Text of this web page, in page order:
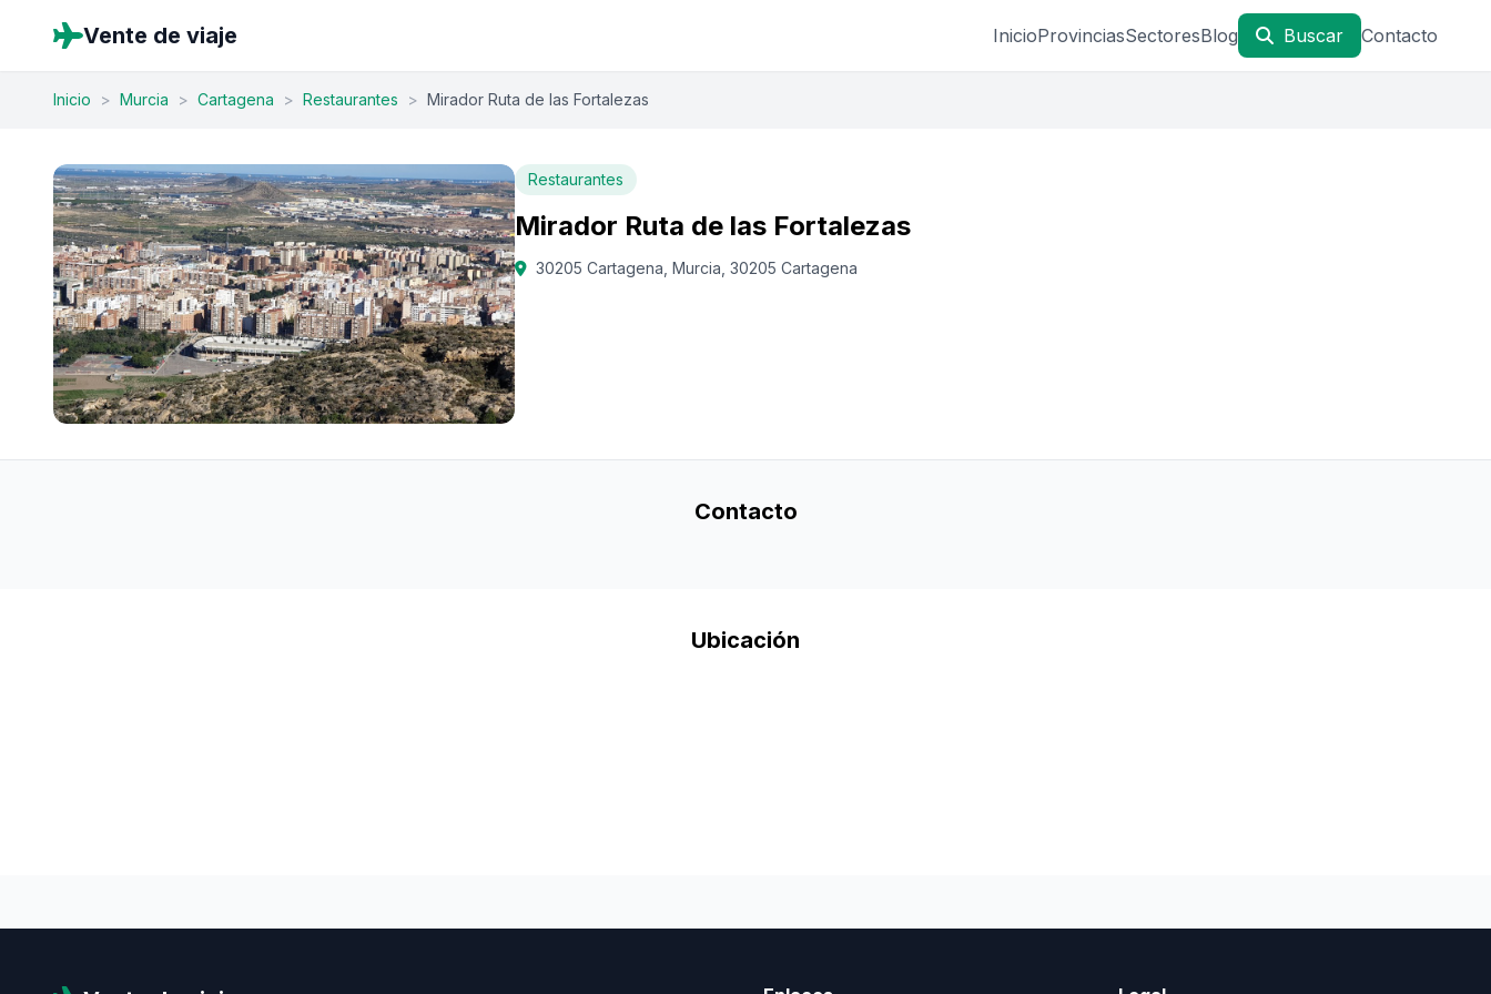
Vente de viaje InicioProvinciasSectoresBlog Buscar Contacto
Inicio > Murcia > Cartagena > Restaurantes > Mirador Ruta de las Fortalezas
Restaurantes
Mirador Ruta de las Fortalezas
30205 Cartagena, Murcia, 30205 Cartagena
Contacto
Ubicación